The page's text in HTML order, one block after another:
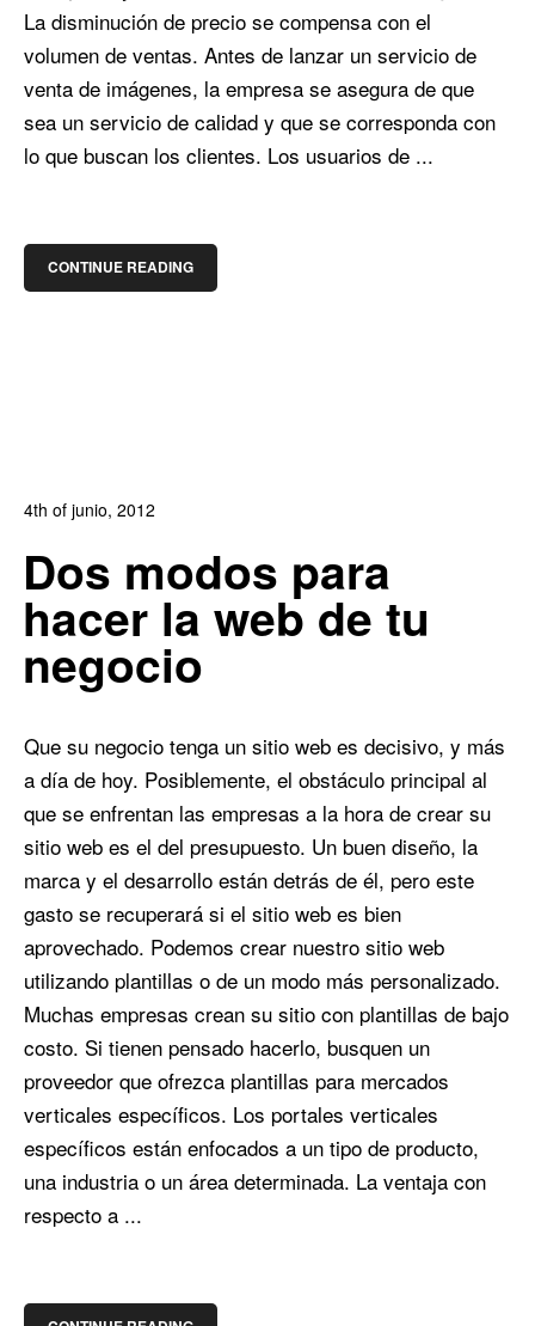
La disminución de precio se compensa con el
volumen de ventas. Antes de lanzar un servicio de
venta de imágenes, la empresa se asegura de que
sea un servicio de calidad y que se corresponda con
lo que buscan los clientes. Los usuarios de ...
CONTINUE READING
4th of junio, 2012
0
0
Dos modos para
hacer la web de tu
negocio
Que su negocio tenga un sitio web es decisivo, y más
a día de hoy. Posiblemente, el obstáculo principal al
que se enfrentan las empresas a la hora de crear su
sitio web es el del presupuesto. Un buen diseño, la
marca y el desarrollo están detrás de él, pero este
gasto se recuperará si el sitio web es bien
aprovechado. Podemos crear nuestro sitio web
utilizando plantillas o de un modo más personalizado.
Muchas empresas crean su sitio con plantillas de bajo
costo. Si tienen pensado hacerlo, busquen un
proveedor que ofrezca plantillas para mercados
verticales específicos. Los portales verticales
específicos están enfocados a un tipo de producto,
una industria o un área determinada. La ventaja con
respecto a ...